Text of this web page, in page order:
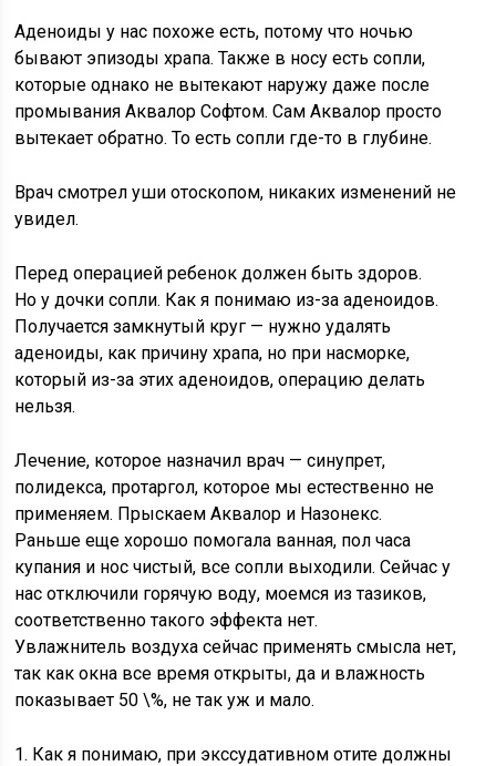
Аденоиды у нас похоже есть, потому что ночью
бывают эпизоды храпа. Также в носу есть сопли,
которые однако не вытекают наружу даже после
промывания Аквалор Софтом. Сам Аквалор просто
вытекает обратно. То есть сопли где-то в глубине.
Врач смотрел уши отоскопом, никаких изменений не
увидел.
Перед операцией ребенок должен быть здоров.
Но у дочки сопли. Как я понимаю из-за аденоидов.
Получается замкнутый круг — нужно удалять
аденоиды, как причину храпа, но при насморке,
который из-за этих аденоидов, операцию делать
нельзя.
Лечение, которое назначил врач — синупрет,
полидекса, протаргол, которое мы естественно не
применяем. Прыскаем Аквалор и Назонекс.
Раньше еще хорошо помогала ванная, пол часа
купания и нос чистый, все сопли выходили. Сейчас у
нас отключили горячую воду, моемся из тазиков,
соответственно такого эффекта нет.
Увлажнитель воздуха сейчас применять смысла нет,
так как окна все время открыты, да и влажность
показывает 50 \%, не так уж и мало.
1. Как я понимаю, при экссудативном отите должны